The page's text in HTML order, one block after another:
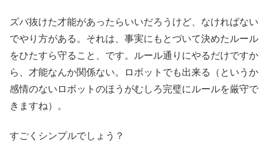
ズバ抜けた才能があったらいいだろうけど、なければない
でやり方がある。それは、事実にもとづいて決めたルール
をひたすら守ること、です。ルール通りにやるだけですか
ら、才能なんか関係ない。ロボットでも出来る（というか
感情のないロボットのほうがむしろ完璧にルールを厳守で
きますね）。
すごくシンプルでしょう？